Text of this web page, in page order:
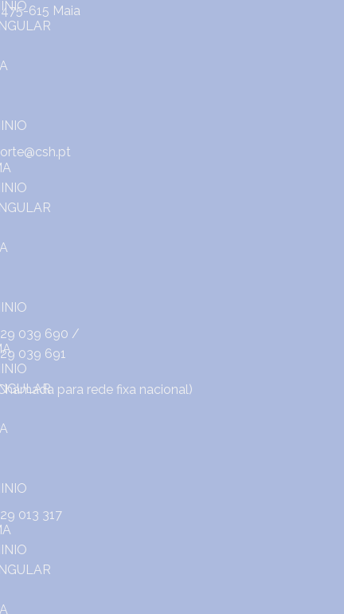
615 Maia
039 690 /
039 691
para rede fixa nacional)
013 317